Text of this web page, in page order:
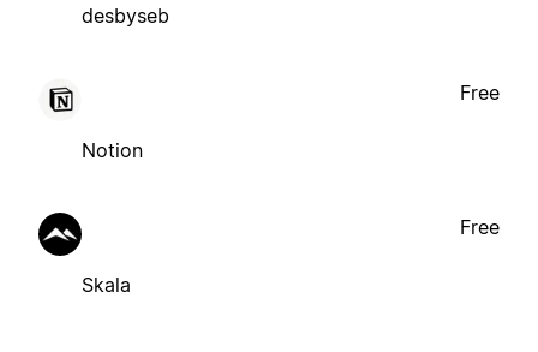
desbyseb
Notion
Free
Skala
Free